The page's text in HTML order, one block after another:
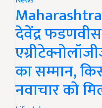
देवेंद्र
का सम्मान,
नवाचार को